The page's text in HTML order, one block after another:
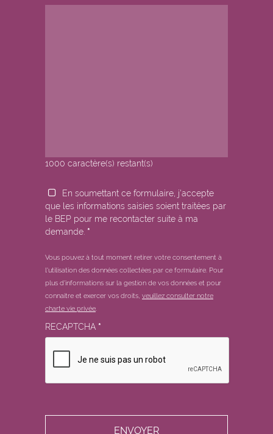
1000 caractère(s) restant(s)
En soumettant ce formulaire, j'accepte
que les informations saisies soient traitées par
le BEP pour me recontacter suite à ma
demande. *
Vous pouvez à tout moment retirer votre consentement à
l'utilisation des données collectées par ce formulaire. Pour
plus d'informations sur la gestion de vos données et pour
connaitre et exercer vos droits, veuillez consulter notre
charte vie privée
RECAPTCHA *